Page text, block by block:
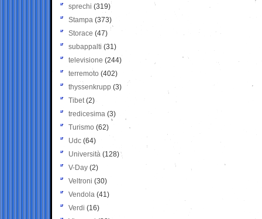
sprechi (319)
Stampa (373)
Storace (47)
subappalti (31)
televisione(244)
terremoto (402)
thyssenkrupp (3)
Tibet(2)
tredicesima (3)
Turismo (62)
Udc (64)
Università (128)
V-Day (2)
Veltroni (30)
Vendola (41)
Verdi (16)